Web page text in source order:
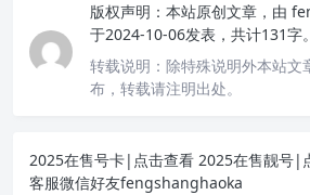
版权声明： 本站原创文章，由
于2024-10-06发表，共计131字。
转载说明： 除特殊说明外本站文
布，转载请注明出处。
2025在售号卡|点击查看 2025在售靓号|
客服微信好友fengshanghaoka